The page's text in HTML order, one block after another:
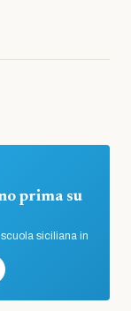
prima su
siciliana in